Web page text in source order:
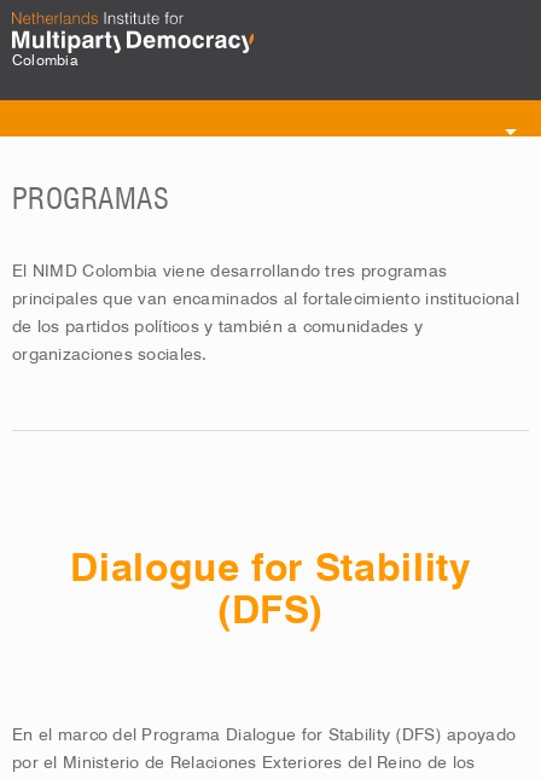
Colombia
Toggle
PROGRAMAS
El NIMD Colombia viene desarrollando tres programas
principales que van encaminados al fortalecimiento institucional
de los partidos políticos y también a comunidades y
organizaciones sociales.
Dialogue for Stability
(DFS)
En el marco del Programa Dialogue for Stability (DFS) apoyado
por el Ministerio de Relaciones Exteriores del Reino de los